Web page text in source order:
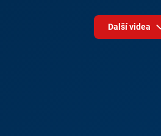
Další videa